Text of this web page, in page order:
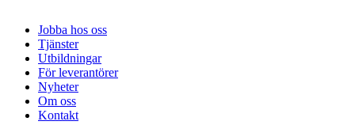
Jobba hos oss
Tjänster
Utbildningar
För leverantörer
Nyheter
Om oss
Kontakt